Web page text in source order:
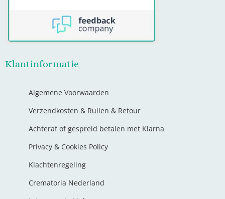
Klantinformatie
Algemene Voorwaarden
Verzendkosten & Ruilen & Retour
Achteraf of gespreid betalen met Klarna
Privacy & Cookies Policy
Klachtenregeling
Crematoria Nederland